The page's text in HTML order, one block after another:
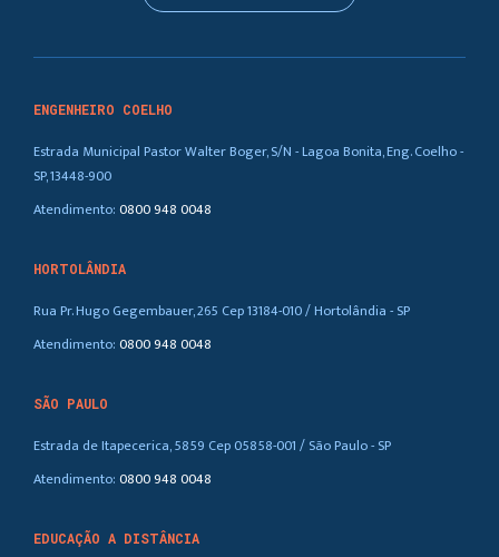
ENGENHEIRO COELHO
Estrada Municipal Pastor Walter Boger, S/N - Lagoa Bonita, Eng. Coelho -
SP, 13448-900
Atendimento:0800 948 0048
HORTOLÂNDIA
Rua Pr. Hugo Gegembauer, 265 Cep 13184-010 / Hortolândia - SP
Atendimento:0800 948 0048
SÃO PAULO
Estrada de Itapecerica, 5859 Cep 05858-001 / São Paulo - SP
Atendimento:0800 948 0048
EDUCAÇÃO A DISTÂNCIA